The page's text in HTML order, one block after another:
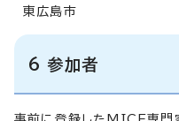
東広島市
6 参加者